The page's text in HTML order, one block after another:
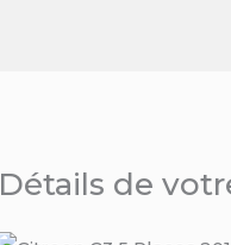
Détails de